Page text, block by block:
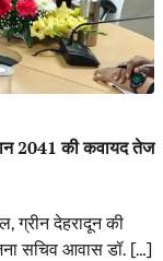
2041 की कवायद तेज
ग्रीन देहरादून की
सचिव आवास डॉ. […]